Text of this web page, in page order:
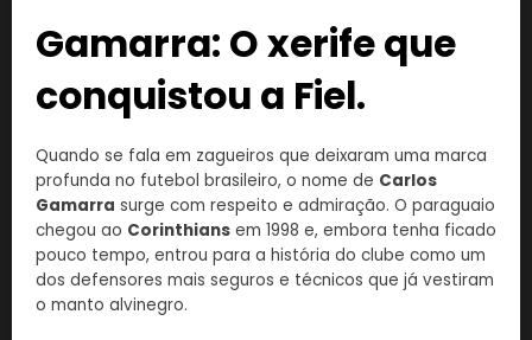
Gamarra: O xerife que
conquistou a Fiel.
Quando se fala em zagueiros que deixaram uma marca
profunda no futebol brasileiro, o nome de Carlos
Gamarra surge com respeito e admiração. O paraguaio
chegou ao Corinthians em 1998 e, embora tenha ficado
pouco tempo, entrou para a história do clube como um
dos defensores mais seguros e técnicos que já vestiram
o manto alvinegro.